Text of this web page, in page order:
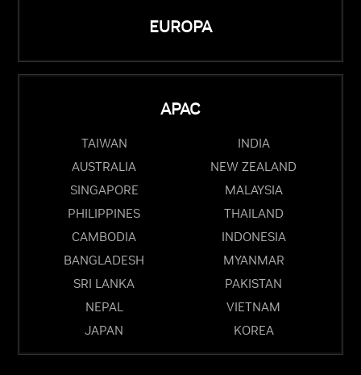
EUROPA
APAC
TAIWAN
INDIA
AUSTRALIA
NEW ZEALAND
SINGAPORE
MALAYSIA
PHILIPPINES
THAILAND
CAMBODIA
INDONESIA
BANGLADESH
MYANMAR
SRI LANKA
PAKISTAN
NEPAL
VIETNAM
JAPAN
KOREA